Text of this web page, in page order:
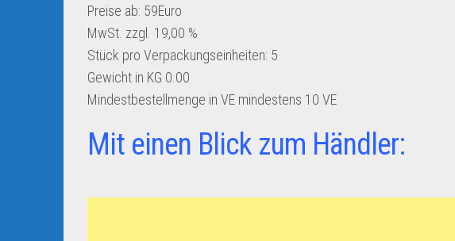
Preise ab: 59Euro
MwSt. zzgl. 19,00 %
Stück pro Verpackungseinheiten: 5
Gewicht in KG 0.00
Mindestbestellmenge in VE mindestens 10 VE
Mit einen Blick zum Händler: